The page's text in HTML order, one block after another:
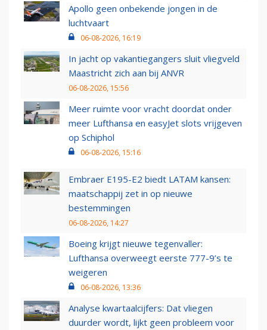
Apollo geen onbekende jongen in de
luchtvaart
06-08-2026, 16:19
In jacht op vakantiegangers sluit vliegveld
Maastricht zich aan bij ANVR
06-08-2026, 15:56
Meer ruimte voor vracht doordat onder
meer Lufthansa en easyJet slots vrijgeven
op Schiphol
06-08-2026, 15:16
Embraer E195-E2 biedt LATAM kansen:
maatschappij zet in op nieuwe
bestemmingen
06-08-2026, 14:27
Boeing krijgt nieuwe tegenvaller:
Lufthansa overweegt eerste 777-9’s te
weigeren
06-08-2026, 13:36
Analyse kwartaalcijfers: Dat vliegen
duurder wordt, lijkt geen probleem voor